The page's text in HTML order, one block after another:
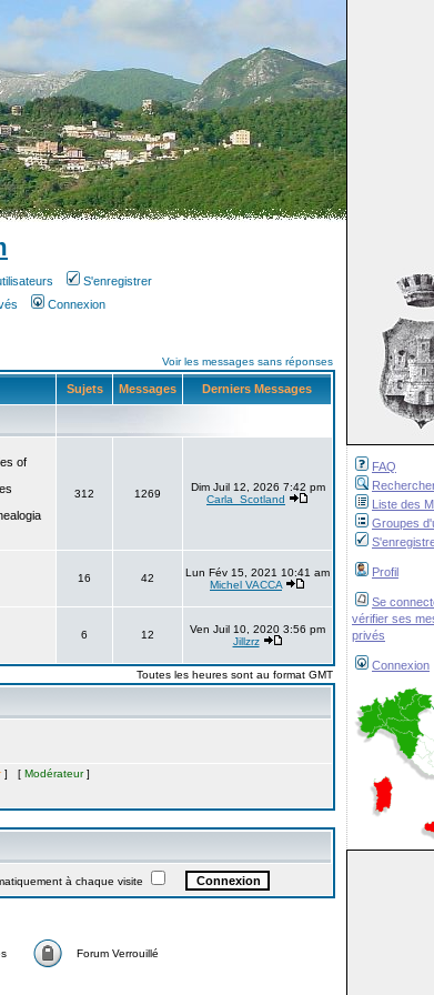
FAQ
Liste des
Groupes
Profil
Se
vérifier ses
privés
Connexion
S'enregistrer
Connexion
Voir les messages sans réponses
Sujets Messages Derniers Messages
of
312 1269
Dim Juil 12, 2026 7:42 pm
Carla_Scotland
16 42
Lun Fév 15, 2021 10:41 am
Michel VACCA
6 12
Ven Juil 10, 2020 3:56 pm
Jillzrz
Toutes les heures sont au format GMT
] [ Modérateur]
à chaque visite
Forum Verrouillé